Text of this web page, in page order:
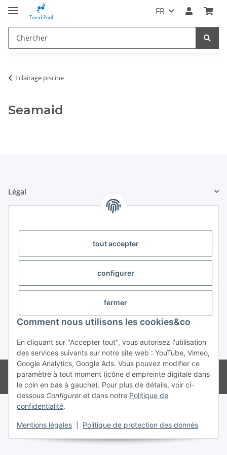
tout accepter
configurer
fermer
Comment nous utilisons les cookies&co
En cliquant sur "Accepter tout", vous autorisez l'utilisation
des services suivants sur notre site web : YouTube, Vimeo,
Google Analytics, Google Ads. Vous pouvez modifier ce
paramètre à tout moment (icône d'empreinte digitale dans
le coin en bas à gauche). Pour plus de détails, voir ci-
dessous Configureret dans notre Politique de
confidentialité.
Mentions légales Politique de protection des donnés
FR
Eclairage piscine
Seamaid
Légal
#global.withdrawalForm#
* Tous les prix s'entendent TVA incluse
© Weinmann GmbH - Alle Rechte vorbehalten -
Alle Angebote richten
sich ausschließlich an registrierte Fachhändler